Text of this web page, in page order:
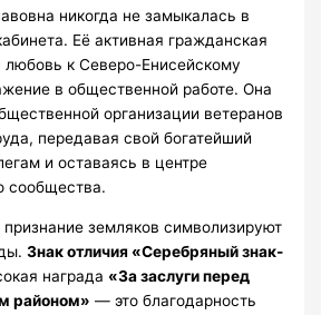
никогда не замыкалась в
Её активная гражданская
любовь к Северо-Енисейскому
в общественной работе. Она
организации ветеранов
передавая свой богатейший
и оставаясь в центре
сообщества.
земляков символизируют
Знак отличия «Серебряный знак-
награда «За заслуги перед
районом» — это благодарность